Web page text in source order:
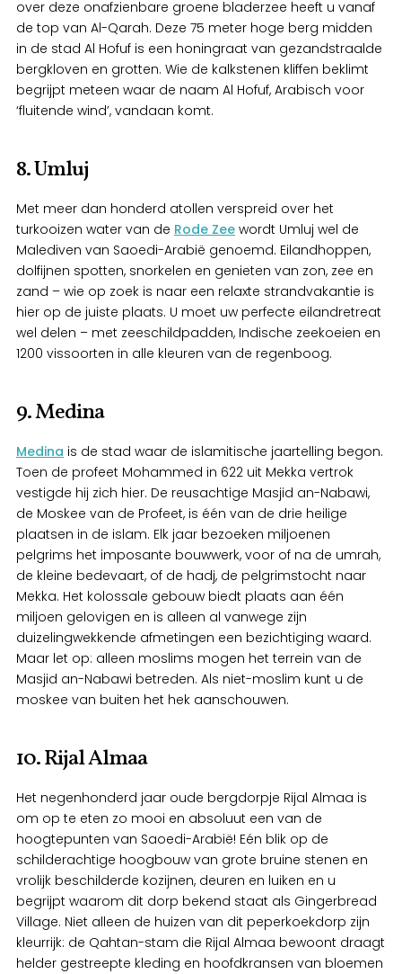
over deze onafzienbare groene bladerzee heeft u vanaf
de top van Al-Qarah. Deze 75 meter hoge berg midden
in de stad Al Hofuf is een honingraat van gezandstraalde
bergkloven en grotten. Wie de kalkstenen kliffen beklimt
begrijpt meteen waar de naam Al Hofuf, Arabisch voor
‘fluitende wind’, vandaan komt.
8. Umluj
Met meer dan honderd atollen verspreid over het
turkooizen water van de Rode Zee wordt Umluj wel de
Malediven van Saoedi-Arabië genoemd. Eilandhoppen,
dolfijnen spotten, snorkelen en genieten van zon, zee en
zand – wie op zoek is naar een relaxte strandvakantie is
hier op de juiste plaats. U moet uw perfecte eilandretreat
wel delen – met zeeschildpadden, Indische zeekoeien en
1200 vissoorten in alle kleuren van de regenboog.
9. Medina
Medina is de stad waar de islamitische jaartelling begon.
Toen de profeet Mohammed in 622 uit Mekka vertrok
vestigde hij zich hier. De reusachtige Masjid an-Nabawi,
de Moskee van de Profeet, is één van de drie heilige
plaatsen in de islam. Elk jaar bezoeken miljoenen
pelgrims het imposante bouwwerk, voor of na de umrah,
de kleine bedevaart, of de hadj, de pelgrimstocht naar
Mekka. Het kolossale gebouw biedt plaats aan één
miljoen gelovigen en is alleen al vanwege zijn
duizelingwekkende afmetingen een bezichtiging waard.
Maar let op: alleen moslims mogen het terrein van de
Masjid an-Nabawi betreden. Als niet-moslim kunt u de
moskee van buiten het hek aanschouwen.
10. Rijal Almaa
Het negenhonderd jaar oude bergdorpje Rijal Almaa is
om op te eten zo mooi en absoluut een van de
hoogtepunten van Saoedi-Arabië! Eén blik op de
schilderachtige hoogbouw van grote bruine stenen en
vrolijk beschilderde kozijnen, deuren en luiken en u
begrijpt waarom dit dorp bekend staat als Gingerbread
Village. Niet alleen de huizen van dit peperkoekdorp zijn
kleurrijk: de Qahtan-stam die Rijal Almaa bewoont draagt
helder gestreepte kleding en hoofdkransen van bloemen